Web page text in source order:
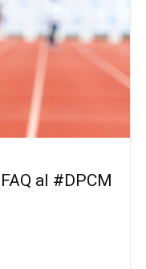
al #DPCM